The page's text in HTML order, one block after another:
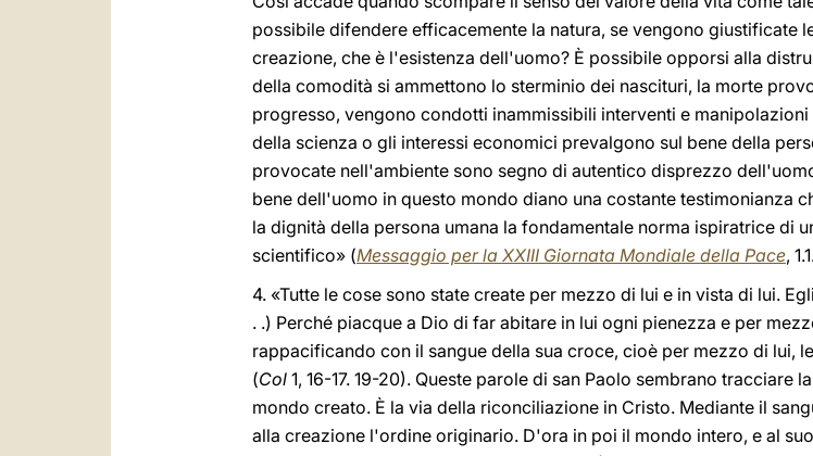
possibile difendere efficacemente la natura, se vengono giustificate
creazione, che è l'esistenza dell'uomo? È possibile opporsi alla
della comodità si ammettono lo sterminio dei nascituri, la morte
progresso, vengono condotti inammissibili interventi e
della scienza o gli interessi economici prevalgono sul bene della
provocate nell'ambiente sono segno di autentico disprezzo
bene dell'uomo in questo mondo diano una costante testimonianza
la dignità della persona umana la fondamentale norma ispiratrice di
scientifico» (Messaggio per la XXIII Giornata Mondiale della Pace,
4. «Tutte le cose sono state create per mezzo di lui e in vista di lui.
. .) Perché piacque a Dio di far abitare in lui ogni pienezza e per
rappacificando con il sangue della sua croce, cioè per mezzo di lui,
(Col 1, 16-17. 19-20). Queste parole di san Paolo sembrano tracciare
mondo creato. È la via della riconciliazione in Cristo. Mediante il
alla creazione l'ordine originario. D'ora in poi il mondo intero, e al